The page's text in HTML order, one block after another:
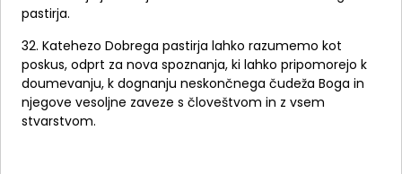
pastirja.
32. Katehezo Dobrega pastirja lahko razumemo kot
poskus, odprt za nova spoznanja, ki lahko pripomorejo k
doumevanju, k dognanju neskončnega čudeža Boga in
njegove vesoljne zaveze s človeštvom in z vsem
stvarstvom.